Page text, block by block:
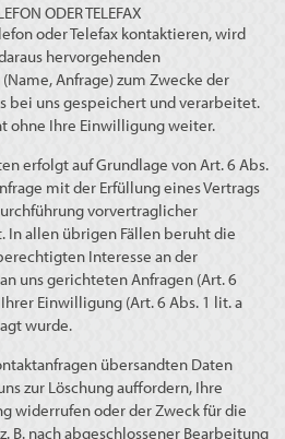
ODER TELEFAX
oder Telefax kontaktieren, wird
hervorgehenden
Anfrage) zum Zwecke der
bei uns gespeichert und verarbeitet.
ohne Ihre Einwilligung weiter.
erfolgt auf Grundlage von Art. 6 Abs.
mit der Erfüllung eines Vertrags
vorvertraglicher
In allen übrigen Fällen beruht die
Interesse an der
uns gerichteten Anfragen (Art. 6
Einwilligung (Art. 6 Abs. 1 lit. a
wurde.
übersandten Daten
zur Löschung auffordern, Ihre
widerrufen oder der Zweck für die
B. nach abgeschlossener Bearbeitung